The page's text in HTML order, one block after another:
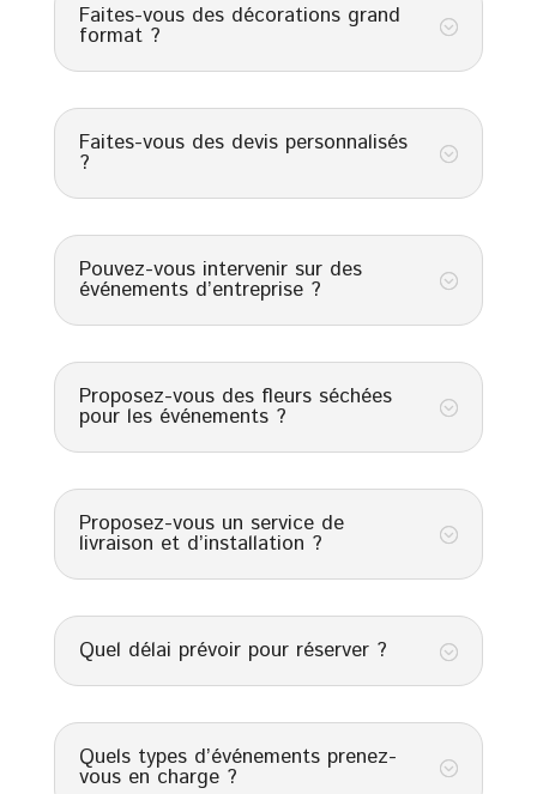
;
Faites-vous des décorations grand
format ?
;
Faites-vous des devis personnalisés
?
;
Pouvez-vous intervenir sur des
événements d’entreprise ?
;
Proposez-vous des fleurs séchées
pour les événements ?
;
Proposez-vous un service de
livraison et d’installation ?
;
Quel délai prévoir pour réserver ?
;
Quels types d’événements prenez-
vous en charge ?